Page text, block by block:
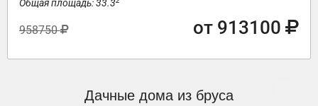
Общая площадь: 33.3
958750 от 913100
Дачные дома из бруса